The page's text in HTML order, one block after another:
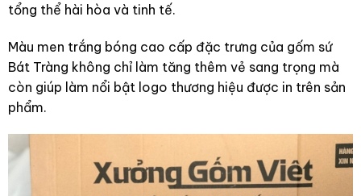
tổng thể hài hòa và tinh tế.
Màu men trắng bóng cao cấp đặc trưng của gốm sứ
Bát Tràng không chỉ làm tăng thêm vẻ sang trọng mà
còn giúp làm nổi bật logo thương hiệu được in trên sản
phẩm.